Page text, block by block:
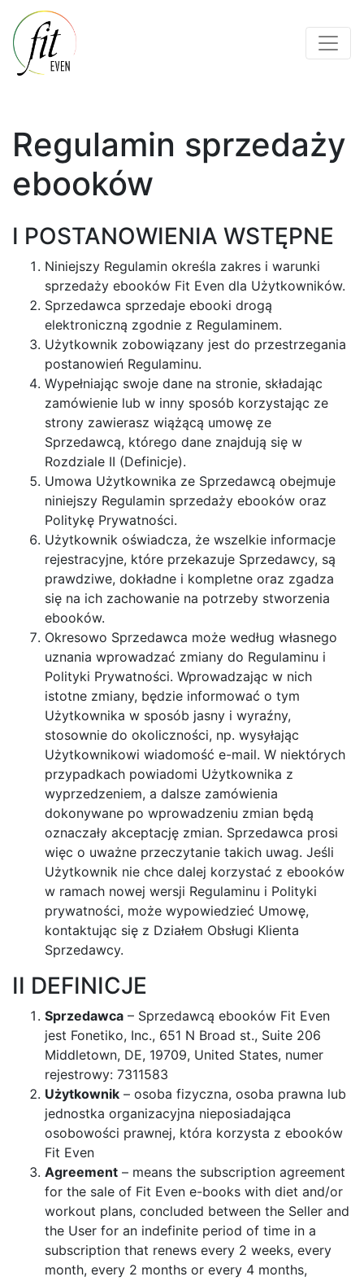
Regulamin sprzedaży
ebooków
I POSTANOWIENIA WSTĘPNE
Niniejszy Regulamin określa zakres i warunki
sprzedaży ebooków Fit Even dla Użytkowników.
Sprzedawca sprzedaje ebooki drogą
elektroniczną zgodnie z Regulaminem.
Użytkownik zobowiązany jest do przestrzegania
postanowień Regulaminu.
Wypełniając swoje dane na stronie, składając
zamówienie lub w inny sposób korzystając ze
strony zawierasz wiążącą umowę ze
Sprzedawcą, którego dane znajdują się w
Rozdziale II (Definicje).
Umowa Użytkownika ze Sprzedawcą obejmuje
niniejszy Regulamin sprzedaży ebooków oraz
Politykę Prywatności.
Użytkownik oświadcza, że wszelkie informacje
rejestracyjne, które przekazuje Sprzedawcy, są
prawdziwe, dokładne i kompletne oraz zgadza
się na ich zachowanie na potrzeby stworzenia
ebooków.
Okresowo Sprzedawca może według własnego
uznania wprowadzać zmiany do Regulaminu i
Polityki Prywatności. Wprowadzając w nich
istotne zmiany, będzie informować o tym
Użytkownika w sposób jasny i wyraźny,
stosownie do okoliczności, np. wysyłając
Użytkownikowi wiadomość e-mail. W niektórych
przypadkach powiadomi Użytkownika z
wyprzedzeniem, a dalsze zamówienia
dokonywane po wprowadzeniu zmian będą
oznaczały akceptację zmian. Sprzedawca prosi
więc o uważne przeczytanie takich uwag. Jeśli
Użytkownik nie chce dalej korzystać z ebooków
w ramach nowej wersji Regulaminu i Polityki
prywatności, może wypowiedzieć Umowę,
kontaktując się z Działem Obsługi Klienta
Sprzedawcy.
II DEFINICJE
Sprzedawca – Sprzedawcą ebooków Fit Even
jest Fonetiko, Inc., 651 N Broad st., Suite 206
Middletown, DE, 19709, United States, numer
rejestrowy: 7311583
Użytkownik – osoba fizyczna, osoba prawna lub
jednostka organizacyjna nieposiadająca
osobowości prawnej, która korzysta z ebooków
Fit Even
Agreement – means the subscription agreement
for the sale of Fit Even e-books with diet and/or
workout plans, concluded between the Seller and
the User for an indefinite period of time in a
subscription that renews every 2 weeks, every
month, every 2 months or every 4 months,